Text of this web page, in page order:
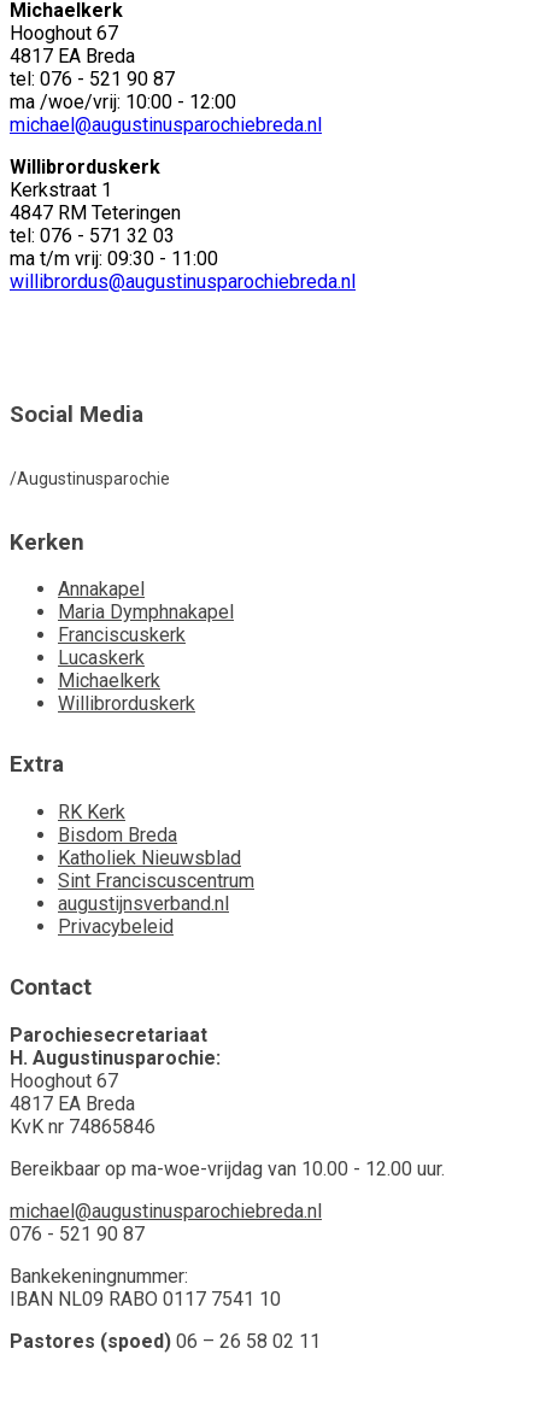
Michaelkerk
Hooghout 67
4817 EA Breda
tel: 076 - 521 90 87
ma /woe/vrij: 10:00 - 12:00
michael@augustinusparochiebreda.nl
Willibrorduskerk
Kerkstraat 1
4847 RM Teteringen
tel: 076 - 571 32 03
ma t/m vrij: 09:30 - 11:00
willibrordus@augustinusparochiebreda.nl
Social Media
/Augustinusparochie
Kerken
Annakapel
Maria Dymphnakapel
Franciscuskerk
Lucaskerk
Michaelkerk
Willibrorduskerk
Extra
RK Kerk
Bisdom Breda
Katholiek Nieuwsblad
Sint Franciscuscentrum
augustijnsverband.nl
Privacybeleid
Contact
Parochiesecretariaat
H. Augustinusparochie:
Hooghout 67
4817 EA Breda
KvK nr 74865846
Bereikbaar op ma-woe-vrijdag van 10.00 - 12.00 uur.
michael@augustinusparochiebreda.nl
076 - 521 90 87
Bankekeningnummer:
IBAN NL09 RABO 0117 7541 10
Pastores (spoed) 06 – 26 58 02 11